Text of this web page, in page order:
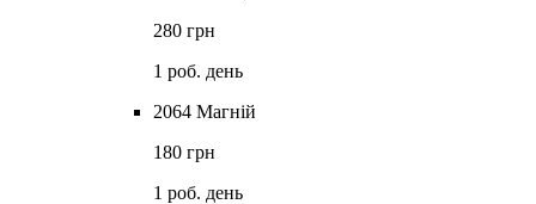
280 грн
1 роб. день
2064 Магній
180 грн
1 роб. день